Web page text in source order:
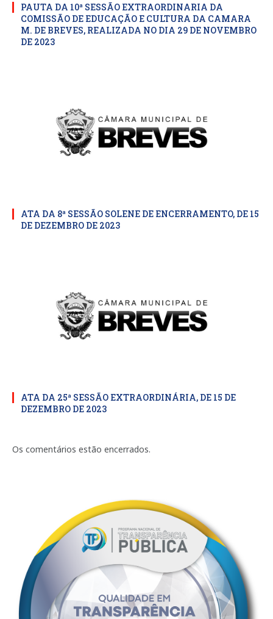
PAUTA DA 10ª SESSÃO EXTRAORDINARIA DA
COMISSÃO DE EDUCAÇÃO E CULTURA DA CAMARA
M. DE BREVES, REALIZADA NO DIA 29 DE NOVEMBRO
DE 2023
ATA DA 8ª SESSÃO SOLENE DE ENCERRAMENTO, DE 15
DE DEZEMBRO DE 2023
ATA DA 25ª SESSÃO EXTRAORDINÁRIA, DE 15 DE
DEZEMBRO DE 2023
Os comentários estão encerrados.